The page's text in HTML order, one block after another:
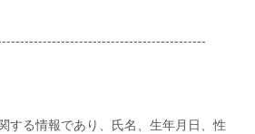
する情報であり、氏名、生年月日、性